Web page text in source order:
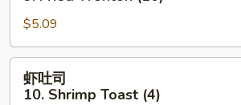
(5)
Fried
Wonton
(10)
$5.09
虾吐司
10. Shrimp Toast (4)